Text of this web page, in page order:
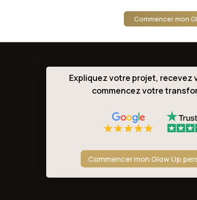
Commencer mon
Expliquez votre projet, recevez
commencez votre
Commencer mon Glow Up